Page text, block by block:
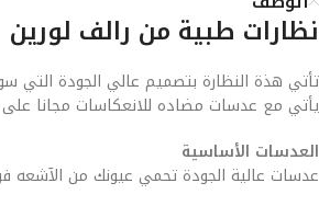
نظارات طبية من رالف لورين
تأتي هذة النظارة بتصميم عالي الجودة
يأتي مع عدسات مضاده للانعكاسات مجانا
العدسات الأساسية
عدسات عالية الجودة تحمي عيونك من الآشعه